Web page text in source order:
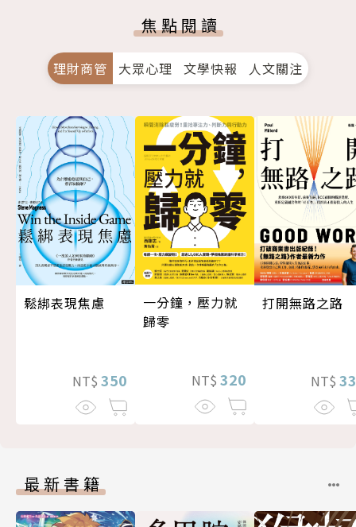
焦點閱讀
理財商管 大眾心理 文學快報 人文關注
鬆綁表現焦慮
NT$ 350
一分鐘，壓力就
歸零
NT$ 320
打開無路之路
NT$
最新書籍